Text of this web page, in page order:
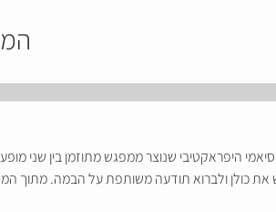
היפראקטיבי שנוצר ממפגש מתוזמן בין שני
כולן ולברוא תודעה משותפת על הבמה. מתוך